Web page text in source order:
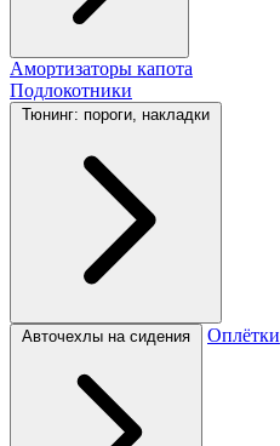
Амортизаторы капота
Подлокотники
Тюнинг: пороги, накладки
Авточехлы на сидения Оплётки